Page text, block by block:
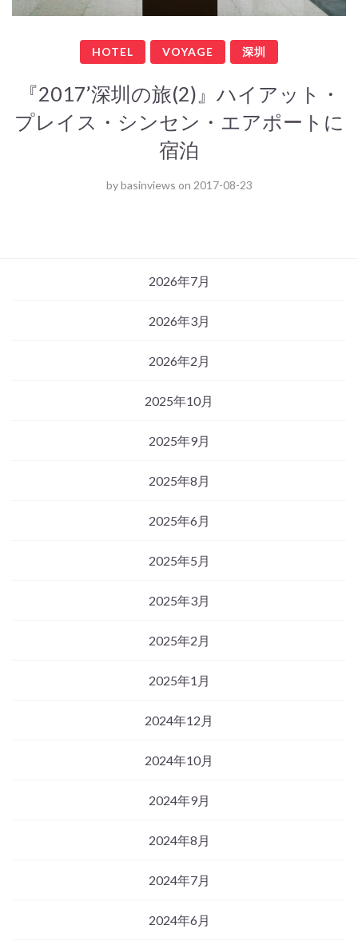
HOTEL VOYAGE 深圳
『2017’深圳の旅(2)』ハイアット・
プレイス・シンセン・エアポートに
宿泊
bybasinviews on 2017-08-23
2026年7月
2026年3月
2026年2月
2025年10月
2025年9月
2025年8月
2025年6月
2025年5月
2025年3月
2025年2月
2025年1月
2024年12月
2024年10月
2024年9月
2024年8月
2024年7月
2024年6月